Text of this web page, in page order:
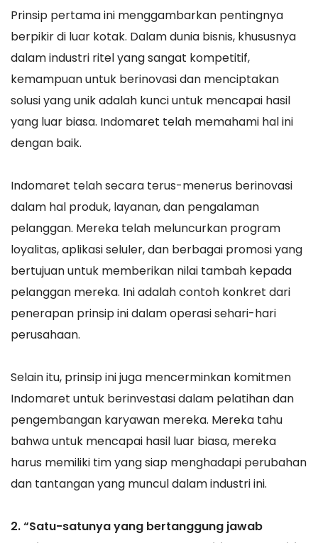
Prinsip pertama ini menggambarkan pentingnya
berpikir di luar kotak. Dalam dunia bisnis, khususnya
dalam industri ritel yang sangat kompetitif,
kemampuan untuk berinovasi dan menciptakan
solusi yang unik adalah kunci untuk mencapai hasil
yang luar biasa. Indomaret telah memahami hal ini
dengan baik.
Indomaret telah secara terus-menerus berinovasi
dalam hal produk, layanan, dan pengalaman
pelanggan. Mereka telah meluncurkan program
loyalitas, aplikasi seluler, dan berbagai promosi yang
bertujuan untuk memberikan nilai tambah kepada
pelanggan mereka. Ini adalah contoh konkret dari
penerapan prinsip ini dalam operasi sehari-hari
perusahaan.
Selain itu, prinsip ini juga mencerminkan komitmen
Indomaret untuk berinvestasi dalam pelatihan dan
pengembangan karyawan mereka. Mereka tahu
bahwa untuk mencapai hasil luar biasa, mereka
harus memiliki tim yang siap menghadapi perubahan
dan tantangan yang muncul dalam industri ini.
2. “Satu-satunya yang bertanggung jawab